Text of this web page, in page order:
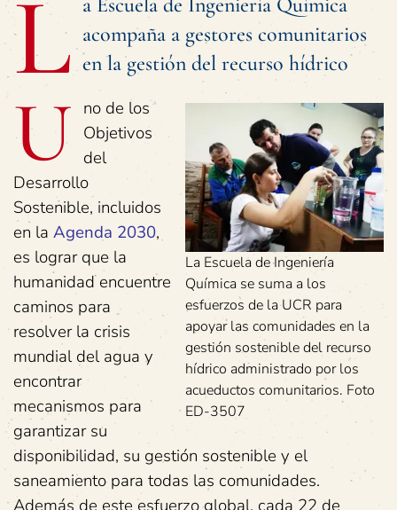
L acompaña a gestores comunitarios
en la gestión del recurso hídrico
La Escuela de Ingeniería
Química se suma a los
esfuerzos de la UCR para
apoyar las comunidades en la
gestión sostenible del recurso
hídrico administrado por los
acueductos comunitarios. Foto
ED-3507
U no de los
Objetivos
del
Desarrollo
Sostenible, incluidos
en la Agenda 2030,
es lograr que la
humanidad encuentre
caminos para
resolver la crisis
mundial del agua y
encontrar
mecanismos para
garantizar su
disponibilidad, su gestión sostenible y el
saneamiento para todas las comunidades.
Además de este esfuerzo global, cada 22 de